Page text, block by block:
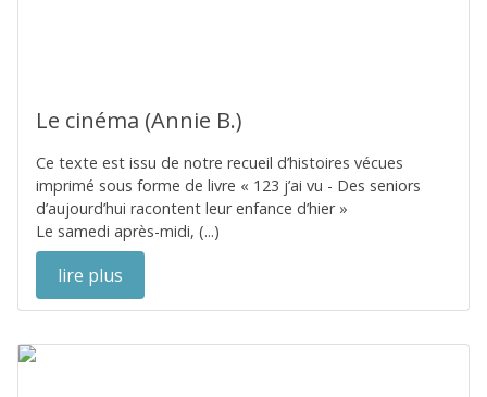
Le cinéma (Annie B.)
Ce texte est issu de notre recueil d’histoires vécues
imprimé sous forme de livre « 123 j’ai vu - Des seniors
d’aujourd’hui racontent leur enfance d’hier »
Le samedi après-midi, (...)
lire plus